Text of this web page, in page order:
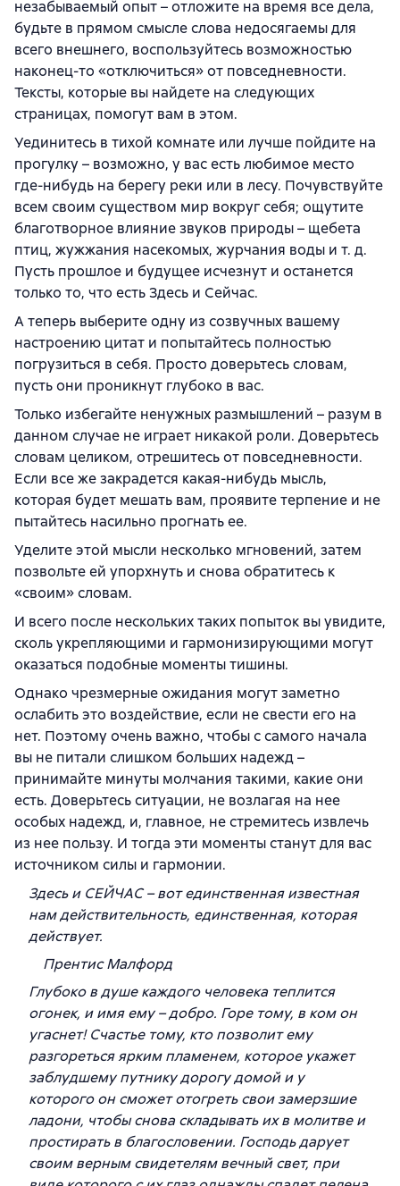
незабываемый опыт – отложите на время все дела,
будьте в прямом смысле слова недосягаемы для
всего внешнего, воспользуйтесь возможностью
наконец-то «отключиться» от повседневности.
Тексты, которые вы найдете на следующих
страницах, помогут вам в этом.
Уединитесь в тихой комнате или лучше пойдите на
прогулку – возможно, у вас есть любимое место
где-нибудь на берегу реки или в лесу. Почувствуйте
всем своим существом мир вокруг себя; ощутите
благотворное влияние звуков природы – щебета
птиц, жужжания насекомых, журчания воды и т. д.
Пусть прошлое и будущее исчезнут и останется
только то, что есть Здесь и Сейчас.
А теперь выберите одну из созвучных вашему
настроению цитат и попытайтесь полностью
погрузиться в себя. Просто доверьтесь словам,
пусть они проникнут глубоко в вас.
Только избегайте ненужных размышлений – разум в
данном случае не играет никакой роли. Доверьтесь
словам целиком, отрешитесь от повседневности.
Если все же закрадется какая-нибудь мысль,
которая будет мешать вам, проявите терпение и не
пытайтесь насильно прогнать ее.
Уделите этой мысли несколько мгновений, затем
позвольте ей упорхнуть и снова обратитесь к
«своим» словам.
И всего после нескольких таких попыток вы увидите,
сколь укрепляющими и гармонизирующими могут
оказаться подобные моменты тишины.
Однако чрезмерные ожидания могут заметно
ослабить это воздействие, если не свести его на
нет. Поэтому очень важно, чтобы с самого начала
вы не питали слишком больших надежд –
принимайте минуты молчания такими, какие они
есть. Доверьтесь ситуации, не возлагая на нее
особых надежд, и, главное, не стремитесь извлечь
из нее пользу. И тогда эти моменты станут для вас
источником силы и гармонии.
Здесь и СЕЙЧАС – вот единственная известная
нам действительность, единственная, которая
действует.
Прентис Малфорд
Глубоко в душе каждого человека теплится
огонек, и имя ему – добро. Горе тому, в ком он
угаснет! Счастье тому, кто позволит ему
разгореться ярким пламенем, которое укажет
заблудшему путнику дорогу домой и у
которого он сможет отогреть свои замерзшие
ладони, чтобы снова складывать их в молитве и
простирать в благословении. Господь дарует
своим верным свидетелям вечный свет, при